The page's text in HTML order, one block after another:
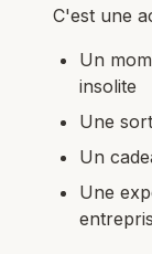
C'est une
Un
insolite
Une
Un
Une